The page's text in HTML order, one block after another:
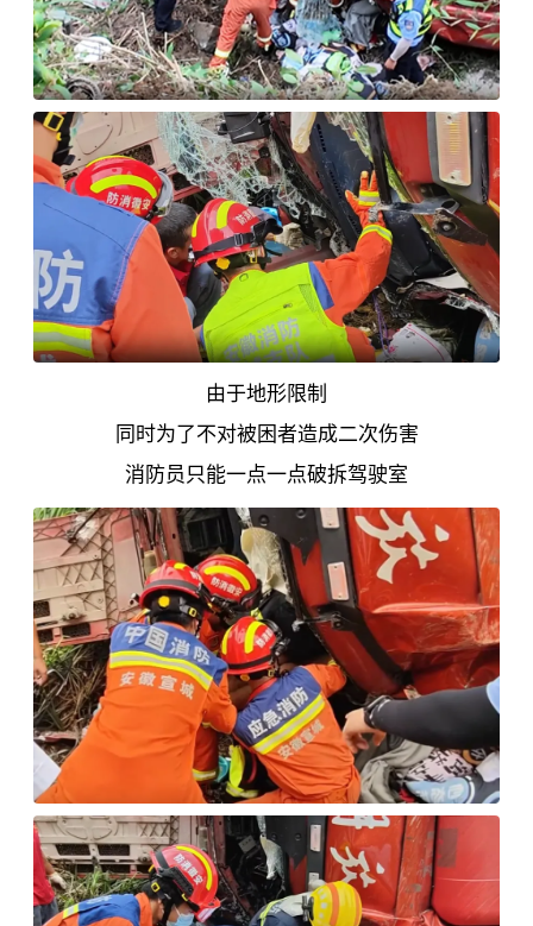
由于地形限制
同时为了不对被困者造成二次伤害
消防员只能一点一点破拆驾驶室